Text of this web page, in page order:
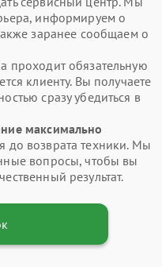
информируем о
заранее сообщаем о
проходит обязательную
клиенту. Вы получаете
сразу убедиться в
максимально
до возврата техники. Мы
вопросы, чтобы вы
результат.